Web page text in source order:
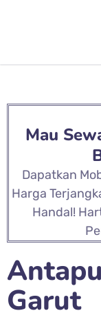
Mau
Dapatkan
Harga
Handal!
Garut